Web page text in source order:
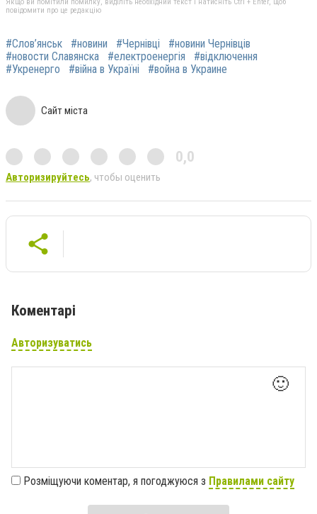
Якщо ви помітили помилку, виділіть необхідний текст і натисніть Ctrl + Enter, щоб
повідомити про це редакцію
#Слов’янськ #новини #Чернівці
#новини Чернівців
#новости Славянска
#електроенергія
#відключення
#Укренерго
#війна в Україні #война в Украине
Сайт міста
0,0
Авторизируйтесь, чтобы оценить
Коментарі
Авторизуватись
🙂
Розміщуючи коментар, я погоджуюся з Правилами сайту